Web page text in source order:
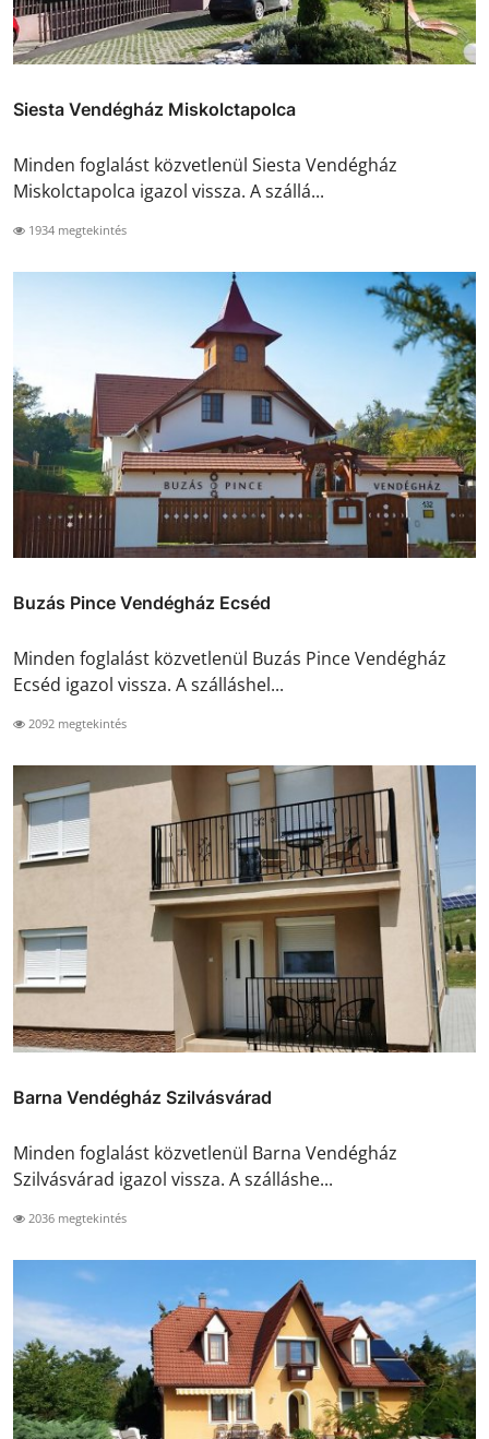
Siesta Vendégház Miskolctapolca
Minden foglalást közvetlenül Siesta Vendégház
Miskolctapolca igazol vissza. A szállá...
1934 megtekintés
Buzás Pince Vendégház Ecséd
Minden foglalást közvetlenül Buzás Pince Vendégház
Ecséd igazol vissza. A szálláshel...
2092 megtekintés
Barna Vendégház Szilvásvárad
Minden foglalást közvetlenül Barna Vendégház
Szilvásvárad igazol vissza. A szálláshe...
2036 megtekintés